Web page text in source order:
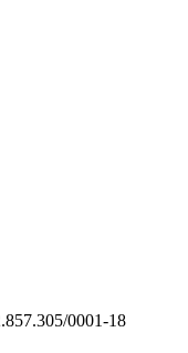
0001-18